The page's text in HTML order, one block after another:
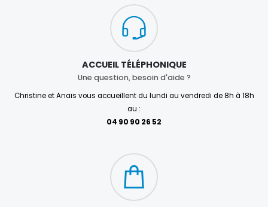
ACCUEIL TÉLÉPHONIQUE
Une question, besoin d'aide ?
Christine et Anaïs vous accueillent du lundi au vendredi de 8h à 18h
au :
04 90 90 26 52